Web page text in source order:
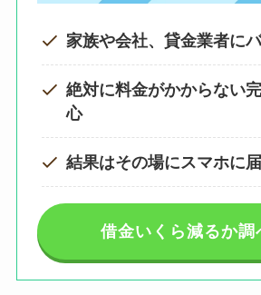
家族や会社、貸金業者に
絶対に料金がかからない
心
結果はその場にスマホに
借金いくら減るか調